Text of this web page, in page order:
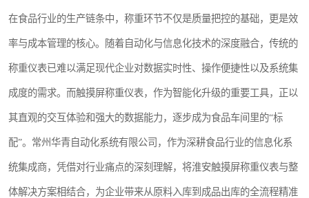
在食品行业的生产链条中，称重环节不仅是质量把控的基础，更是效
率与成本管理的核心。随着自动化与信息化技术的深度融合，传统的
称重仪表已难以满足现代企业对数据实时性、操作便捷性以及系统集
成度的需求。而触摸屏称重仪表，作为智能化升级的重要工具，正以
其直观的交互体验和强大的数据能力，逐步成为食品车间里的“标
配”。常州华青自动化系统有限公司，作为深耕食品行业的信息化系
统集成商，凭借对行业痛点的深刻理解，将淮安触摸屏称重仪表与整
体解决方案相结合，为企业带来从原料入库到成品出库的全流程精准